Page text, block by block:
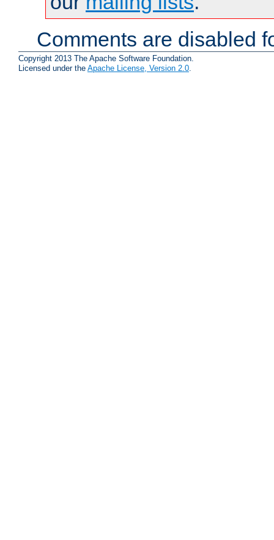
Comments are disabled
Copyright 2013 The Apache Software Foundation.
Licensed under the Apache License, Version 2.0